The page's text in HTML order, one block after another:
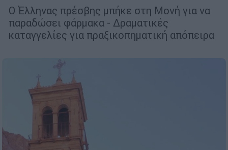
Ο Έλληνας πρέσβης μπήκε στη Μονή για να
παραδώσει φάρμακα - Δραματικές
καταγγελίες για πραξικοπηματική απόπειρα